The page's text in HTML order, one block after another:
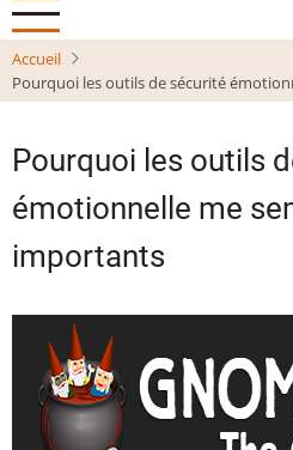
Accueil
Pourquoi les outils de sécurité
Pourquoi les outils
émotionnelle me
importants